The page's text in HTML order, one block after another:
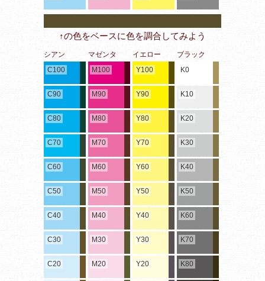
↑の色をベースに色を調合してみよう
シアン
C100
C90
C80
C70
C60
C50
C40
C30
C20
マゼンタ
M100
M90
M80
M70
M60
M50
M40
M30
M20
イエロー
Y100
Y90
Y80
Y70
Y60
Y50
Y40
Y30
Y20
ブラック
K0
K10
K20
K30
K40
K50
K60
K70
K80